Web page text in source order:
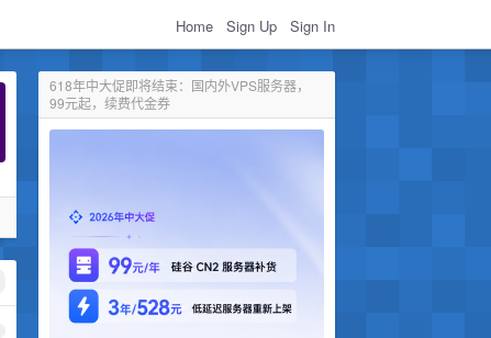
Home Sign Up Sign In
618年中大促即将结束：国内外VPS服务器，
99元起，续费代金券